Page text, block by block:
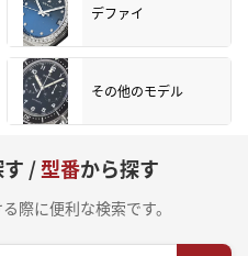
デファイ
その他のモデル
す /型番から探す
際に便利な検索です。